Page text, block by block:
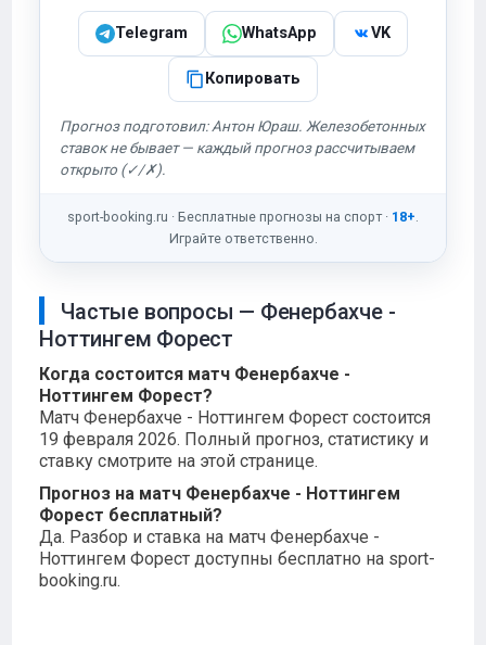
Telegram WhatsApp VK
Копировать
Прогноз подготовил: Антон Юраш. Железобетонных
ставок не бывает — каждый прогноз рассчитываем
открыто (✓/✗).
sport-booking.ru · Бесплатные прогнозы на спорт · 18+.
Играйте ответственно.
Частые вопросы — Фенербахче -
Ноттингем Форест
Когда состоится матч Фенербахче -
Ноттингем Форест?
Матч Фенербахче - Ноттингем Форест состоится
19 февраля 2026. Полный прогноз, статистику и
ставку смотрите на этой странице.
Прогноз на матч Фенербахче - Ноттингем
Форест бесплатный?
Да. Разбор и ставка на матч Фенербахче -
Ноттингем Форест доступны бесплатно на sport-
booking.ru.